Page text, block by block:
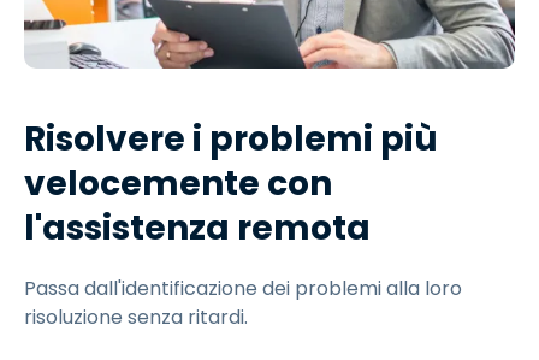
Risolvere i problemi più
velocemente con
l'assistenza remota
Passa dall'identificazione dei problemi alla loro
risoluzione senza ritardi.